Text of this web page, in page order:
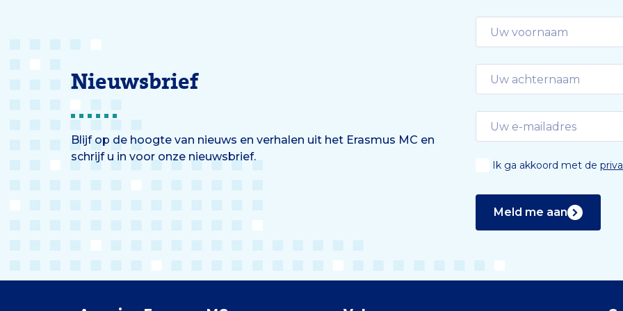
Nieuwsbrief
Blijf op de hoogte van nieuws en verhalen uit het Erasmus MC en
schrijf u in voor onze nieuwsbrief.
Ik ga akkoord met de
Meld me aan